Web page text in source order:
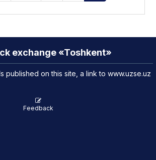
exchange «Toshkent»
published on this site, a link to www.uzse.uz
Feedback